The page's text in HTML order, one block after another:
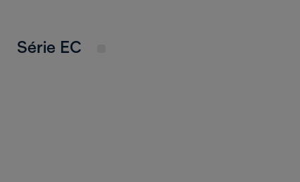
Série EC